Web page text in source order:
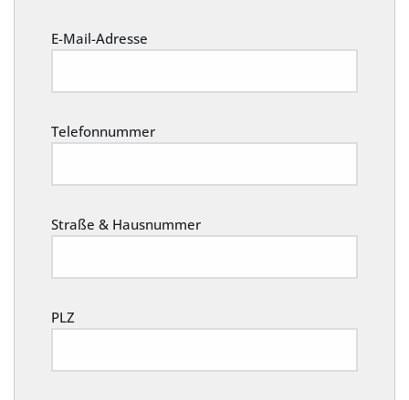
E-Mail-Adresse
Telefonnummer
Straße & Hausnummer
PLZ